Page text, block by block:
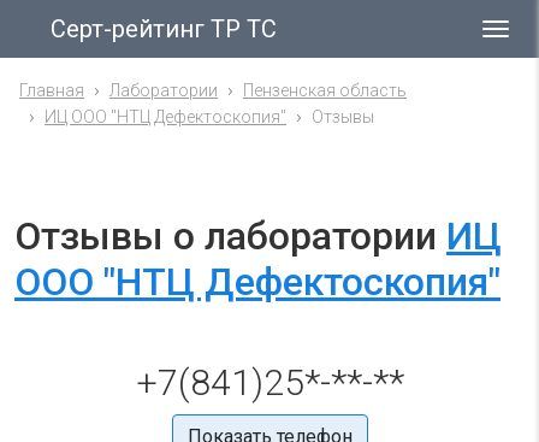
Серт-рейтинг ТР ТС
Главная Лаборатории
Пензенская область
ИЦ ООО "НТЦ Дефектоскопия"
Отзывы
Отзывы о лаборатории ИЦ
ООО "НТЦ Дефектоскопия"
+7(841)25*-**-**
Показать телефон